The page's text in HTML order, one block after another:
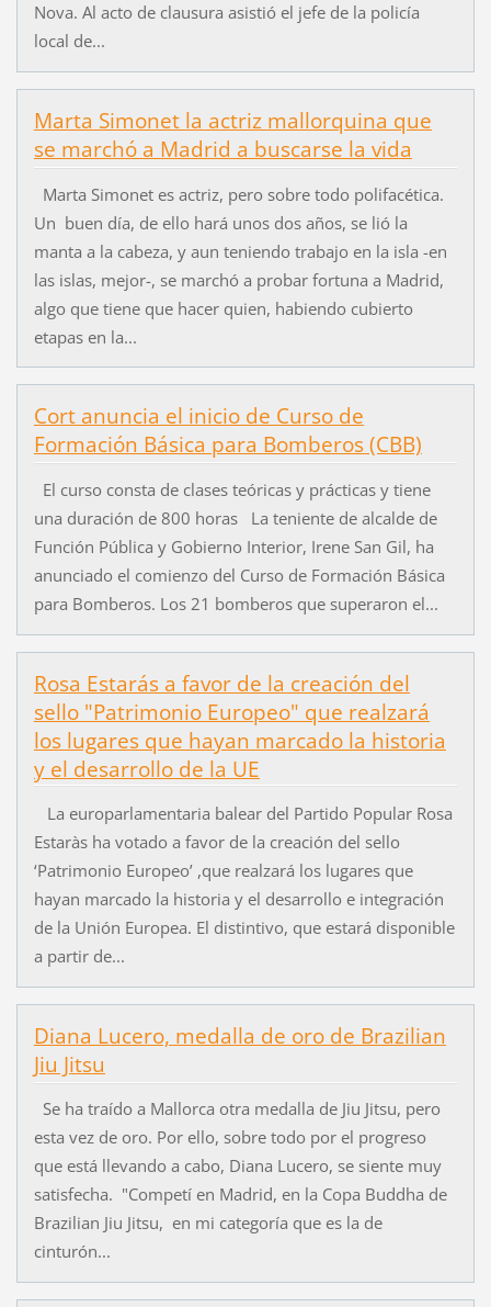
Nova. Al acto de clausura asistió el jefe de la policía
local de...
Marta Simonet la actriz mallorquina que
se marchó a Madrid a buscarse la vida
Marta Simonet es actriz, pero sobre todo polifacética.
Un buen día, de ello hará unos dos años, se lió la
manta a la cabeza, y aun teniendo trabajo en la isla -en
las islas, mejor-, se marchó a probar fortuna a Madrid,
algo que tiene que hacer quien, habiendo cubierto
etapas en la...
Cort anuncia el inicio de Curso de
Formación Básica para Bomberos (CBB)
El curso consta de clases teóricas y prácticas y tiene
una duración de 800 horas La teniente de alcalde de
Función Pública y Gobierno Interior, Irene San Gil, ha
anunciado el comienzo del Curso de Formación Básica
para Bomberos. Los 21 bomberos que superaron el...
Rosa Estarás a favor de la creación del
sello "Patrimonio Europeo" que realzará
los lugares que hayan marcado la historia
y el desarrollo de la UE
La europarlamentaria balear del Partido Popular Rosa
Estaràs ha votado a favor de la creación del sello
‘Patrimonio Europeo’ ,que realzará los lugares que
hayan marcado la historia y el desarrollo e integración
de la Unión Europea. El distintivo, que estará disponible
a partir de...
Diana Lucero, medalla de oro de Brazilian
Jiu Jitsu
Se ha traído a Mallorca otra medalla de Jiu Jitsu, pero
esta vez de oro. Por ello, sobre todo por el progreso
que está llevando a cabo, Diana Lucero, se siente muy
satisfecha. "Competí en Madrid, en la Copa Buddha de
Brazilian Jiu Jitsu, en mi categoría que es la de
cinturón...